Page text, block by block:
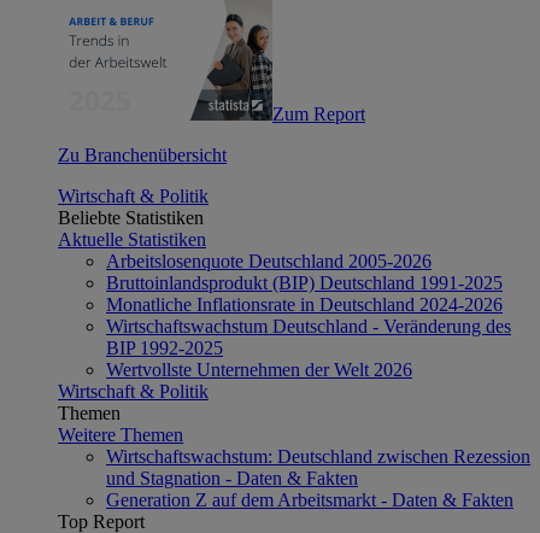
Zum Report
Zu Branchenübersicht
Wirtschaft & Politik
Beliebte Statistiken
Aktuelle Statistiken
Arbeitslosenquote Deutschland 2005-2026
Bruttoinlandsprodukt (BIP) Deutschland 1991-2025
Monatliche Inflationsrate in Deutschland 2024-2026
Wirtschaftswachstum Deutschland - Veränderung des
BIP 1992-2025
Wertvollste Unternehmen der Welt 2026
Wirtschaft & Politik
Themen
Weitere Themen
Wirtschaftswachstum: Deutschland zwischen Rezession
und Stagnation - Daten & Fakten
Generation Z auf dem Arbeitsmarkt - Daten & Fakten
Top Report